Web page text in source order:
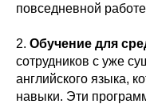
повседневной
2. Обучение для
сотрудников с уже
английского языка,
навыки. Эти